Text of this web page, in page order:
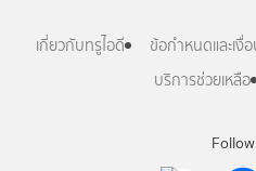
เกี่ยวกับทรูไอดี ข้อกำหนดและเงื่อ
บริการช่วยเหลือ